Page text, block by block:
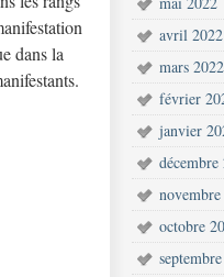
dans la
avril 2022
mars 2022
février
janvier
décembre
novembre
octobre